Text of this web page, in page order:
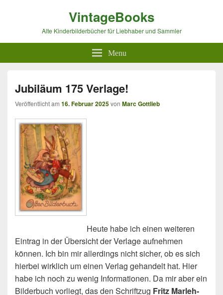
VintageBooks
Alte Kinderbilderbücher für Liebhaber und Sammler
Menu
Jubiläum 175 Verlage!
Veröffentlicht am 16. Februar 2025von Marc Gottlieb
Heute habe ich einen weiteren
Eintrag in der Übersicht der Verlage aufnehmen
können. Ich bin mir allerdings nicht sicher, ob es sich
hierbei wirklich um einen Verlag gehandelt hat. Hier
habe ich noch zu wenig Informationen. Da mir aber ein
Bilderbuch vorliegt, das den Schriftzug Fritz Marleh-